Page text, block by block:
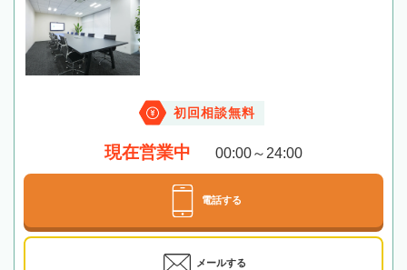
初回相談無料
現在営業中 00:00～24:00
電話する
メールする